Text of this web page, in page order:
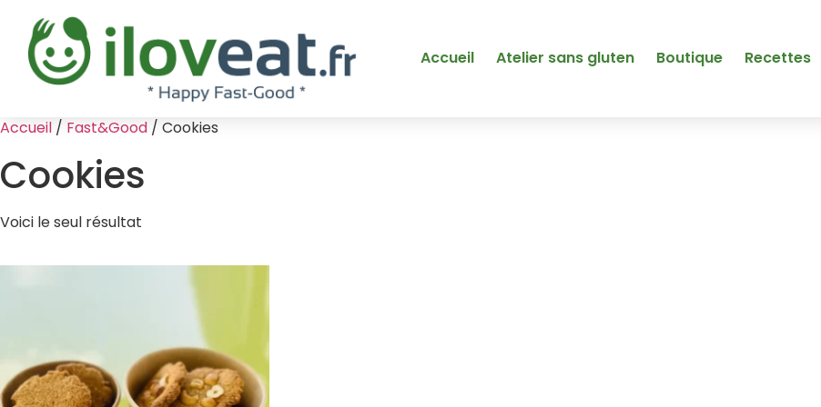
Accueil Atelier sans gluten Boutique Recettes
Accueil / Fast&Good / Cookies
Cookies
Voici le seul résultat